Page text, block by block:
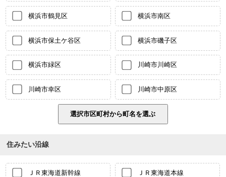
横浜市鶴見区 横浜市南区
横浜市保土ケ谷区 横浜市磯子区
横浜市緑区 川崎市川崎区
川崎市幸区 川崎市中原区
住みたい沿線
ＪＲ東海道新幹線 ＪＲ東海道本線